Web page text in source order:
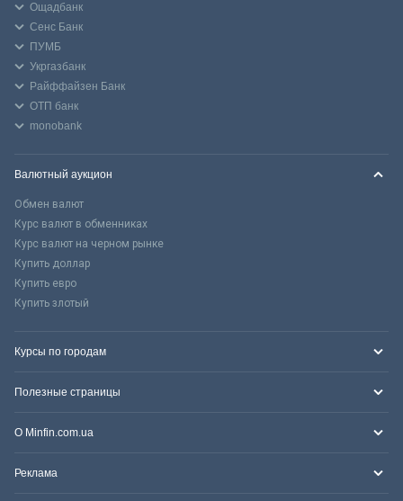
Ощадбанк
Сенс Банк
ПУМБ
Укргазбанк
Райффайзен Банк
ОТП банк
monobank
Валютный аукцион
Обмен валют
Курс валют в обменниках
Курс валют на черном рынке
Купить доллар
Купить евро
Купить злотый
Курсы по городам
Полезные страницы
О Minfin.com.ua
Реклама